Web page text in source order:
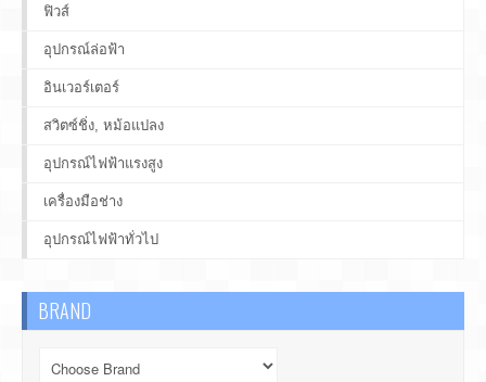
ฟิวส์
อุปกรณ์ล่อฟ้า
อินเวอร์เตอร์
สวิตซ์ชิ่ง, หม้อแปลง
อุปกรณ์ไฟฟ้าแรงสูง
เครื่องมือช่าง
อุปกรณ์ไฟฟ้าทั่วไป
BRAND